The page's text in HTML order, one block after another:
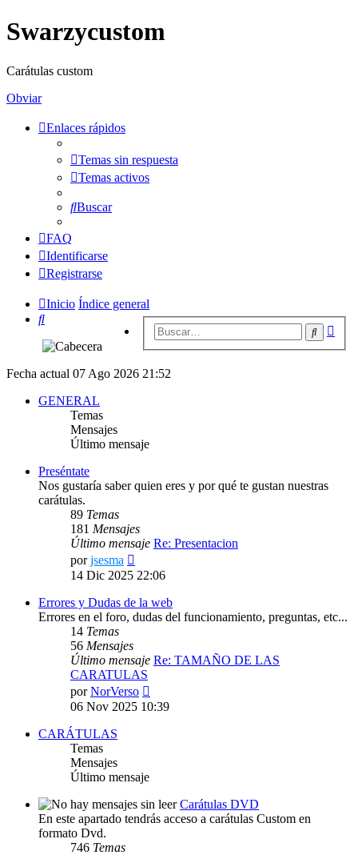
Swarzycustom
Carátulas custom
Obviar
Enlaces rápidos
Temas sin respuesta
Temas activos
Buscar
FAQ
Identificarse
Registrarse
Inicio Índice general
Buscar
Buscar
Fecha actual 07 Ago 2026 21:52
GENERAL
Temas
Mensajes
Último mensaje
Preséntate
Nos gustaría saber quien eres y por qué te gustan nuestras
carátulas.
89 Temas
181 Mensajes
Último mensaje Re: Presentacion
porjsesma
último
14 Dic 2025 22:06
Errores y Dudas de la web
Errores en el foro, dudas del funcionamiento, preguntas, etc...
14 Temas
56 Mensajes
Último mensaje Re: TAMAÑO DE LAS
CARATULAS
porNorVerso
último
06 Nov 2025 10:39
CARÁTULAS
Temas
Mensajes
Último mensaje
Carátulas DVD
En este apartado tendrás acceso a carátulas Custom en
formato Dvd.
746 Temas